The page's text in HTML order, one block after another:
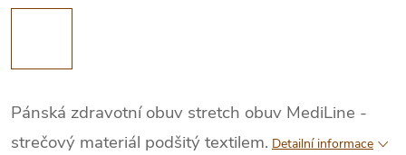
Pánská zdravotní obuv stretch obuv MediLine -
strečový materiál podšitý textilem. Detailní informace